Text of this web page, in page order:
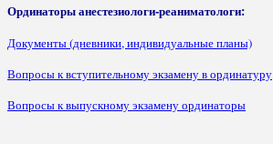
Ординаторы анестезиологи-реаниматологи:
Документы (дневники, индивидуальные планы)
Вопросы к вступительному экзамену в ординатуру
Вопросы к выпускному экзамену ординаторы